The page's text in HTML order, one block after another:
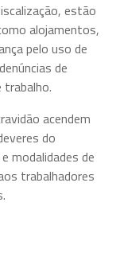
estão
alojamentos,
pelo uso de
de
acendem
do
modalidades de
trabalhadores